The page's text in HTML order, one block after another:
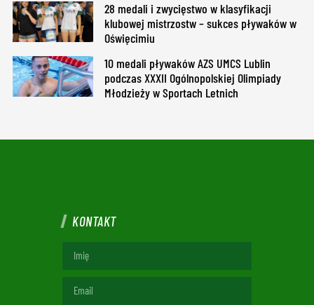
28 medali i zwycięstwo w klasyfikacji
klubowej mistrzostw – sukces pływaków w
Oświęcimiu
10 medali pływaków AZS UMCS Lublin
podczas XXXII Ogólnopolskiej Olimpiady
Młodzieży w Sportach Letnich
KONTAKT